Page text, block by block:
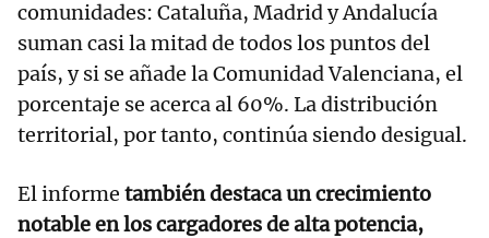
comunidades: Cataluña, Madrid y Andalucía
suman casi la mitad de todos los puntos del
país, y si se añade la Comunidad Valenciana, el
porcentaje se acerca al 60%. La distribución
territorial, por tanto, continúa siendo desigual.
El informe también destaca un crecimiento
notable en los cargadores de alta potencia,